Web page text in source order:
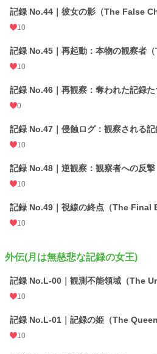
記録 No.44｜彼女の影（The False
10
記録 No.45｜再起動：本物の観察者
10
記録 No.46｜再観察：奪われた記録た
0
記録 No.47｜侵蝕ログ：観察される
10
記録 No.48｜逆観察：観察者への反
10
記録 No.49｜視線の終点（The Final
10
外伝(月は無慈悲な記録の女王)
記録 No.L-00｜観測不能領域（The
10
記録 No.L-01｜記録の姫（The
10